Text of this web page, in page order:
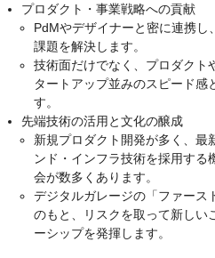
プロダクト・事業戦略への貢献
PdMやデザイナーと密に連携し
課題を解決します。
技術面だけでなく、プロダクト
タートアップ並みのスピード感
す。
先端技術の活用と文化の醸成
新規プロダクト開発が多く、最
ンド・インフラ技術を採用す
会が数多くあります。
デジタルガレージの「ファース
のもと、リスクを取って新しい
ーシップを発揮します。